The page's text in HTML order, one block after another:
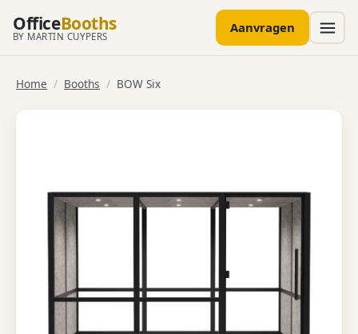
OfficeBooths
BY MARTIN CUYPERS
Aanvragen
Home / Booths / BOW Six